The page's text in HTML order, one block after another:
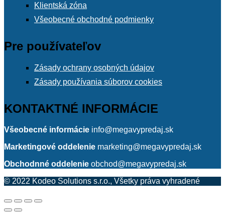
Klientská zóna
Všeobecné obchodné podmienky
Pre používateľov
Zásady ochrany osobných údajov
Zásady používania súborov cookies
KONTAKTNÉ INFORMÁCIE
Všeobecné informácie info@megavypredaj.sk
Marketingové oddelenie marketing@megavypredaj.sk
Obchodnné oddelenie obchod@megavypredaj.sk
© 2022 Kodeo Solutions s.r.o., Všetky práva vyhradené